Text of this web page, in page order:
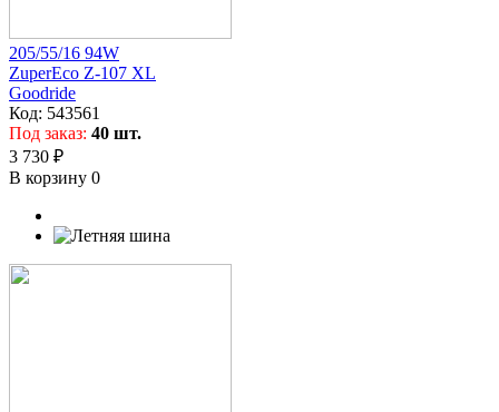
205/55/16 94W
ZuperEco Z-107 XL
Goodride
Код: 543561
Под заказ: 40 шт.
3 730 ₽
В корзину 0